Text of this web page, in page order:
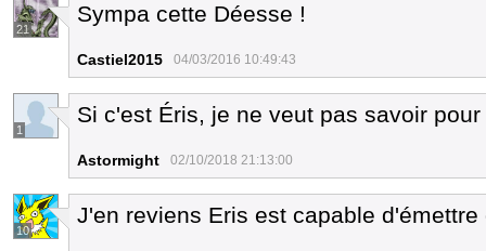
21
Sympa cette Déesse !
Castiel2015 04/03/2016 10:49:43
1
Si c'est Éris, je ne veut pas savoir
Astormight 02/10/2018 21:13:00
10
J'en reviens Eris est capable